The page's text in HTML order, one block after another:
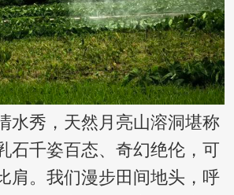
秀，天然月亮山溶洞堪称
石千姿百态、奇幻绝伦，可
肩。我们漫步田间地头，呼